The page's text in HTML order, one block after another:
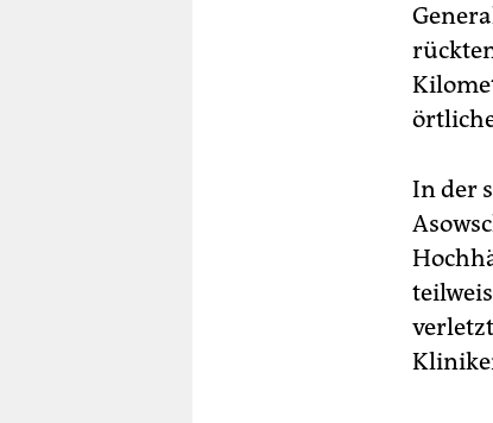
In der